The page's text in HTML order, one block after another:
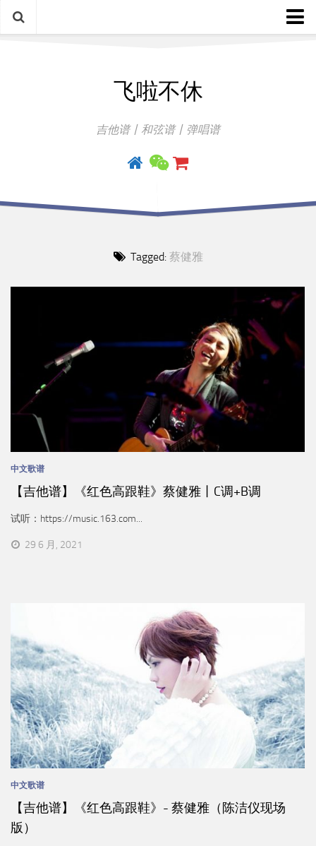
飞啦不休
吉他谱丨和弦谱丨弹唱谱
Tagged: 蔡健雅
中文歌谱
【吉他谱】《红色高跟鞋》蔡健雅丨C调+B调
试听：https://music.163.com...
29 6 月, 2021
中文歌谱
【吉他谱】《红色高跟鞋》- 蔡健雅（陈洁仪现场
版）